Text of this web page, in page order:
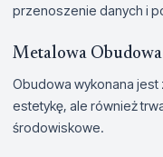
przenoszenie danych i
Metalowa Obudowa
Obudowa wykonana jest
estetykę, ale również
środowiskowe.